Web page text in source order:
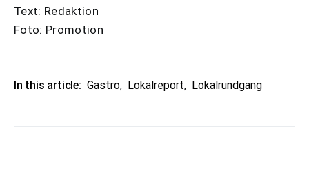
Text: Redaktion
Foto: Promotion
In this article: Gastro, Lokalreport, Lokalrundgang